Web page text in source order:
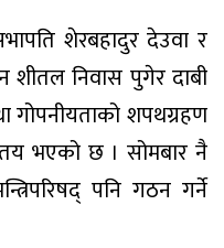
शेरबहादुर देउवा र
शीतल निवास पुगेर दाबी
शपथग्रहण
भएको छ । सोमबार नै
पनि गठन गर्ने